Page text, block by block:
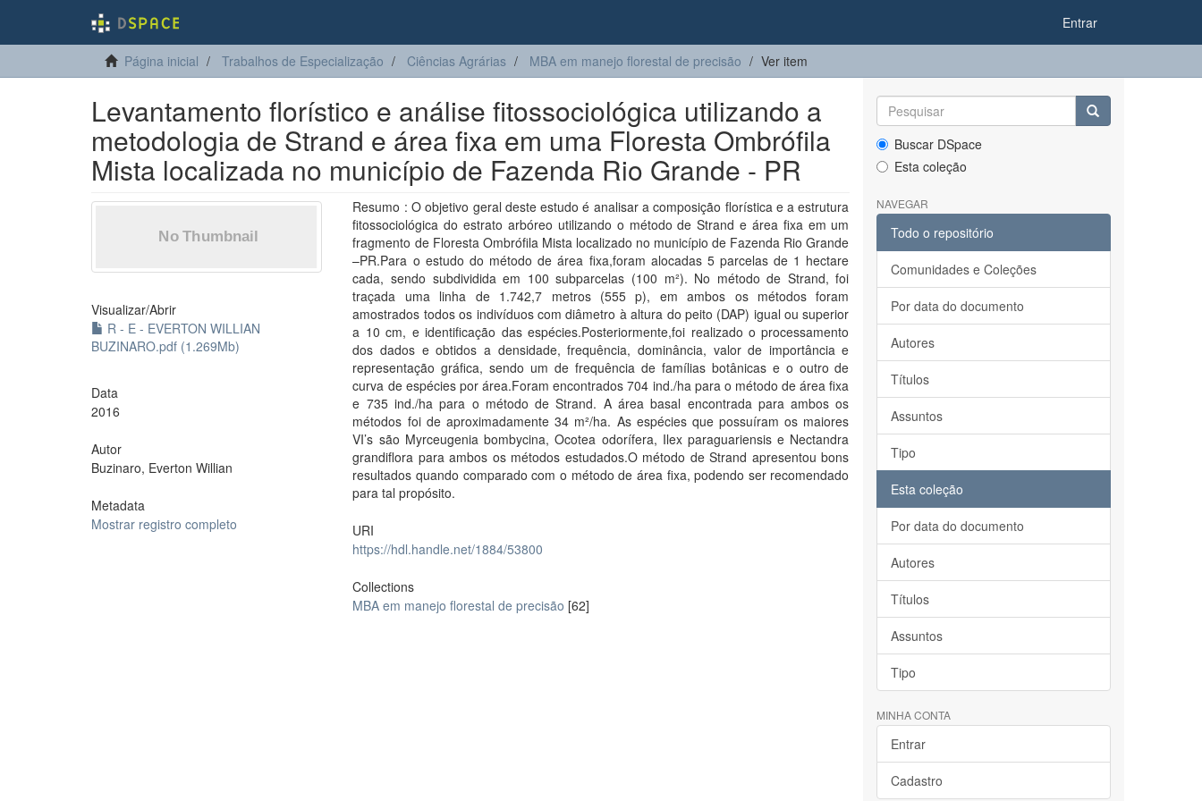
Entrar
Página inicial Trabalhos de Especialização Ciências Agrárias MBA em manejo florestal de precisão Ver item
Levantamento florístico e análise fitossociológica utilizando a
metodologia de Strand e área fixa em uma Floresta Ombrófila
Mista localizada no município de Fazenda Rio Grande - PR
Visualizar/Abrir
R - E - EVERTON WILLIAN
BUZINARO.pdf (1.269Mb)
Data
2016
Autor
Buzinaro, Everton Willian
Metadata
Mostrar registro completo
Resumo : O objetivo geral deste estudo é analisar a composição florística e a estrutura
fitossociológica do estrato arbóreo utilizando o método de Strand e área fixa em um
fragmento de Floresta Ombrófila Mista localizado no município de Fazenda Rio Grande
–PR.Para o estudo do método de área fixa,foram alocadas 5 parcelas de 1 hectare
cada, sendo subdividida em 100 subparcelas (100 m²). No método de Strand, foi
traçada uma linha de 1.742,7 metros (555 p), em ambos os métodos foram
amostrados todos os indivíduos com diâmetro à altura do peito (DAP) igual ou superior
a 10 cm, e identificação das espécies.Posteriormente,foi realizado o processamento
dos dados e obtidos a densidade, frequência, dominância, valor de importância e
representação gráfica, sendo um de frequência de famílias botânicas e o outro de
curva de espécies por área.Foram encontrados 704 ind./ha para o método de área fixa
e 735 ind./ha para o método de Strand. A área basal encontrada para ambos os
métodos foi de aproximadamente 34 m²/ha. As espécies que possuíram os maiores
VI’s são Myrceugenia bombycina, Ocotea odorífera, Ilex paraguariensis e Nectandra
grandiflora para ambos os métodos estudados.O método de Strand apresentou bons
resultados quando comparado com o método de área fixa, podendo ser recomendado
para tal propósito.
URI
https://hdl.handle.net/1884/53800
Collections
MBA em manejo florestal de precisão [62]
Buscar DSpace
Esta coleção
NAVEGAR
Todo o repositório
Comunidades e Coleções
Por data do documento
Autores
Títulos
Assuntos
Tipo
Esta coleção
Por data do documento
Autores
Títulos
Assuntos
Tipo
MINHA CONTA
Entrar
Cadastro